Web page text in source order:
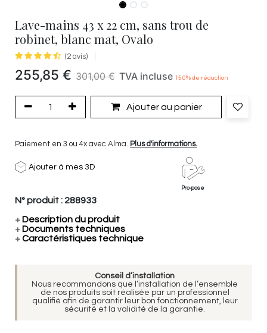
Lave-mains 43 x 22 cm, sans trou de
robinet, blanc mat, Ovalo
(2 avis)
255,85 € 301,00€ TVA incluse 15.0% de réduction
Ajouter au panier
Paiement en 3 ou 4x avec Alma. Plus d'informations.
Ajouter à mes 3D
Pro-pose
N° produit : 288933
+ Description du produit
+ Documents techniques
+Caractéristiques technique
Conseil d’installation
Nous recommandons que l’installation de l’ensemble
de nos produits soit réalisée par un professionnel
qualifié afin de garantir leur bon fonctionnement, leur
sécurité et la validité de la garantie.